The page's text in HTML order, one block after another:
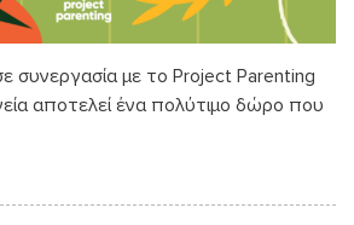
συνεργασία με το Project Parenting
αποτελεί ένα πολύτιμο δώρο που